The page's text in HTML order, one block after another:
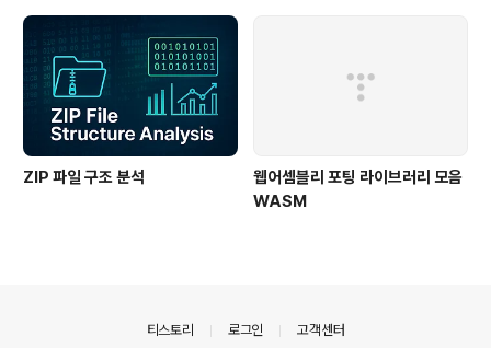
ZIP 파일 구조 분석
웹어셈블리 포팅 라이브러리 모음
WASM
티스토리 로그인 고객센터